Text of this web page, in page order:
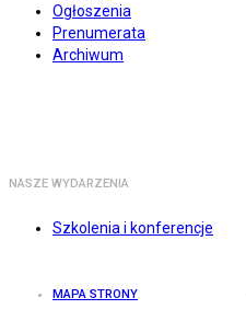
Ogłoszenia
Prenumerata
Archiwum
NASZE WYDARZENIA
Szkolenia i konferencje
MAPA STRONY